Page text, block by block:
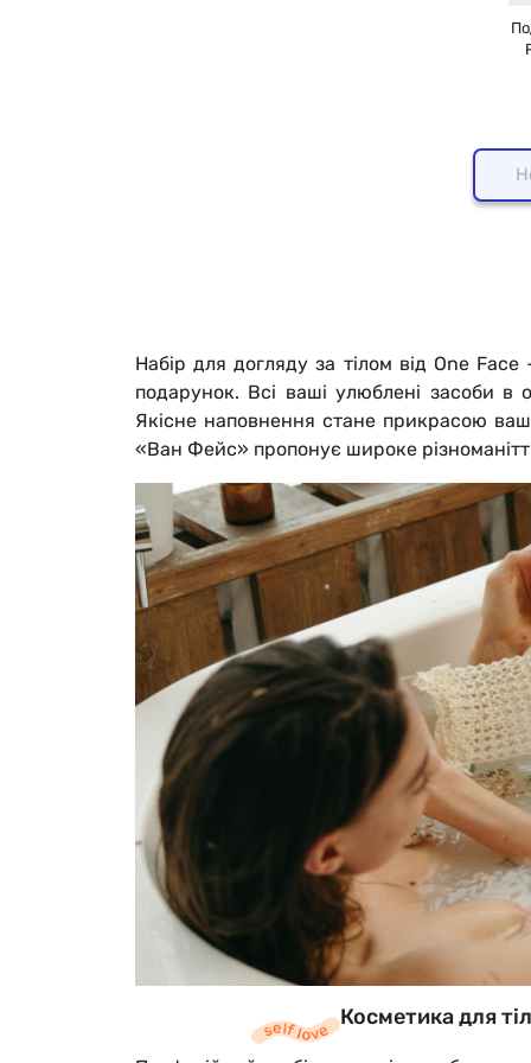
Набір для догляду за тілом від One
подарунок. Всі ваші улюблені засоби
Якісне наповнення стане прикрасою
«Ван Фейс» пропонує широке
Косметика для